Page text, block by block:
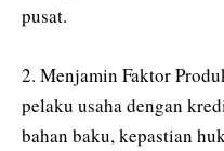
pusat.
2. Menjamin Faktor
pelaku usaha dengan
bahan baku, kepastian